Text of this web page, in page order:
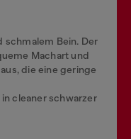
schmalem Bein. Der
Machart und
die eine geringe
cleaner schwarzer